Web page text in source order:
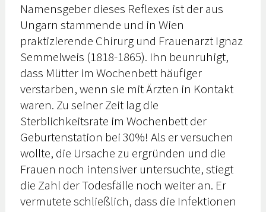
Namensgeber dieses Reflexes ist der aus
Ungarn stammende und in Wien
praktizierende Chirurg und Frauenarzt Ignaz
Semmelweis (1818-1865). Ihn beunruhigt,
dass Mütter im Wochenbett häufiger
verstarben, wenn sie mit Ärzten in Kontakt
waren. Zu seiner Zeit lag die
Sterblichkeitsrate im Wochenbett der
Geburtenstation bei 30%! Als er versuchen
wollte, die Ursache zu ergründen und die
Frauen noch intensiver untersuchte, stiegt
die Zahl der Todesfälle noch weiter an. Er
vermutete schließlich, dass die Infektionen